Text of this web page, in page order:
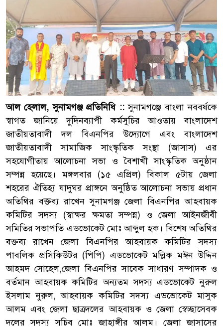
আল হেলাল, সুনামগঞ্জ প্রতিনিধি ::সুনামগঞ্জে বাংলা নববর্ষকে
স্বাগত জানিয়ে দুদিনব্যাপী কর্মসুচির আওতায় বাংলাদেশ
জাতীয়তাবাদী দল বিএনপির উদ্যোগে এবং বাংলাদেশ
জাতীয়তাবাদী সামাজিক সাংস্কৃতিক সংস্থা (জাসাস) এর
সহযোগীতায় আলোচনা সভা ও বৈশাখী সাংস্কৃতিক অনুষ্ঠান
সম্পন্ন হয়েছে। মঙ্গলবার (১৫ এপ্রিল) বিকাল ৫টায় জেলা
শহরের ঐতিহ্য যাদুঘর প্রাঙ্গনে অনুষ্ঠিত আলোচনা সভায় প্রধান
অতিথির বক্তব্য রাখেন সুনামগঞ্জ জেলা বিএনপির আহবায়ক
কমিটির সদস্য (স্বাক্ষর ক্ষমতা সম্পন্ন) ও জেলা আইনজীবী
সমিতির সভাপতি এডভোকেট মোঃ আব্দুল হক। বিশেষ অতিথির
বক্তব্য রাখেন জেলা বিএনপির আহবায়ক কমিটির সদস্য
পাবলিক প্রসিকিউটর (পিপি) এডভোকেট মল্লিক মঈন উদ্দিন
আহমদ সোহেল,জেলা বিএনপির সাবেক সাধারণ সম্পাদক ও
বর্তমান আহবায়ক কমিটির অন্যতম সদস্য এডভোকেট নুরুল
ইসলাম নুরুল, আহবায়ক কমিটির সদস্য এডভোকেট মাসুক
আলম এবং জেলা ছাত্রদলের আহবায়ক ও জেলা স্বেচ্ছাসেবক
দলের সদস্য সচিব মোঃ জাহাঙ্গীর আলম। জেলা জাসাসের